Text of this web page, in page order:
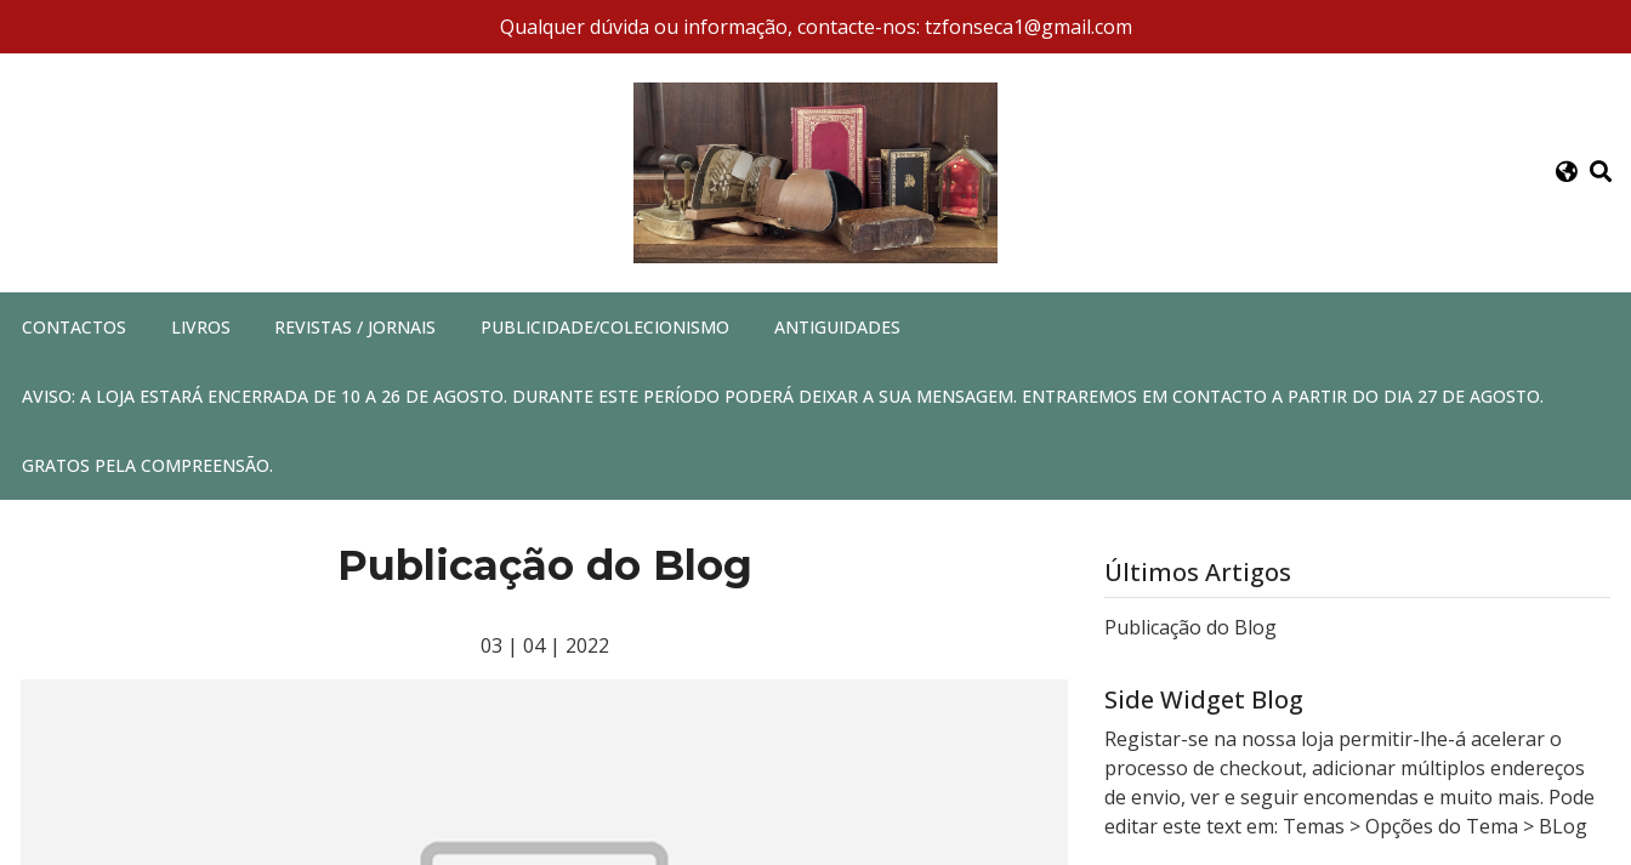
Qualquer dúvida ou informação, contacte-nos: tzfonseca1@gmail.com
CONTACTOS LIVROS REVISTAS / JORNAIS PUBLICIDADE/COLECIONISMO ANTIGUIDADES
AVISO: A LOJA ESTARÁ ENCERRADA DE 10 A 26 DE AGOSTO. DURANTE ESTE PERÍODO PODERÁ DEIXAR A SUA MENSAGEM. ENTRAREMOS EM CONTACTO A PARTIR DO DIA 27 DE AGOSTO.
GRATOS PELA COMPREENSÃO.
Publicação do Blog
03 | 04 | 2022
Últimos Artigos
Publicação do Blog
Side Widget Blog
Registar-se na nossa loja permitir-lhe-á acelerar o
processo de checkout, adicionar múltiplos endereços
de envio, ver e seguir encomendas e muito mais. Pode
editar este text em: Temas > Opções do Tema > BLog